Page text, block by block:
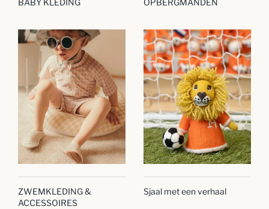
ZWEMKLEDING &
ACCESSOIRES
Sjaal met een verhaal